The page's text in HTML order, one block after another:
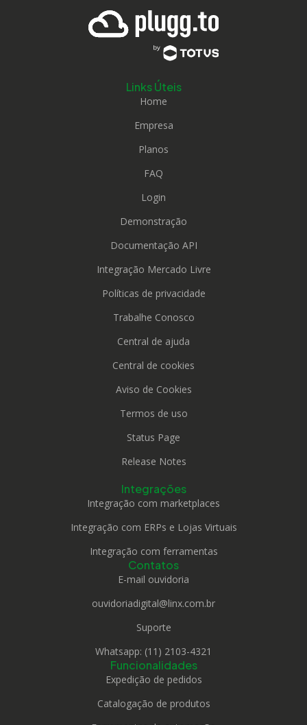
Links Úteis
Home
Empresa
Planos
FAQ
Login
Demonstração
Documentação API
Integração Mercado Livre
Políticas de privacidade
Trabalhe Conosco
Central de ajuda
Central de cookies
Aviso de Cookies
Termos de uso
Status Page
Release Notes
Integrações
Integração com marketplaces
Integração com ERPs e Lojas Virtuais
Integração com ferramentas
Contatos
E-mail ouvidoria
ouvidoriadigital@linx.com.br
Suporte
Whatsapp: (11) 2103-4321
Funcionalidades
Expedição de pedidos
Catalogação de produtos